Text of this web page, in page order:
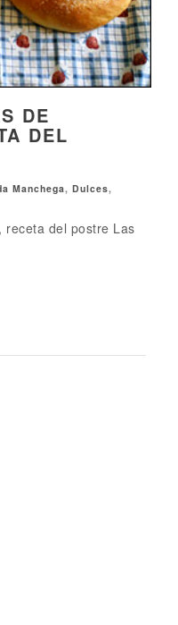
DE
DEL
Manchega, Dulces,
receta del postre Las